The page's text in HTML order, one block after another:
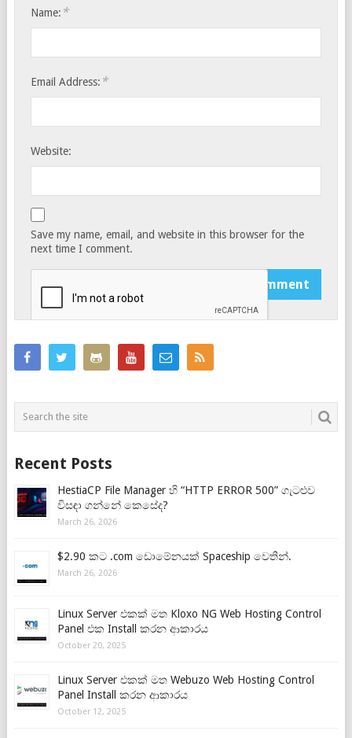
Name: *
Email Address: *
Website:
Save my name, email, and website in this browser for the
next time I comment.
Recent Posts
HestiaCP File Manager හි “HTTP ERROR 500” ගැටළුව
විසඳා ගන්නේ කෙසේද?
March 26, 2026
$2.90 කට .com ඩොමේනයක් Spaceship වෙතින්.
March 26, 2026
Linux Server එකක් මත Kloxo NG Web Hosting Control
Panel එක Install කරන ආකාරය
October 20, 2025
Linux Server එකක් මත Webuzo Web Hosting Control
Panel Install කරන ආකාරය
October 12, 2025